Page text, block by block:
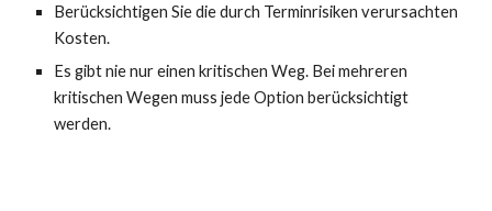
Berücksichtigen Sie die durch Terminrisiken verursachten
Kosten.
Es gibt nie nur einen kritischen Weg. Bei mehreren
kritischen Wegen muss jede Option berücksichtigt
werden.